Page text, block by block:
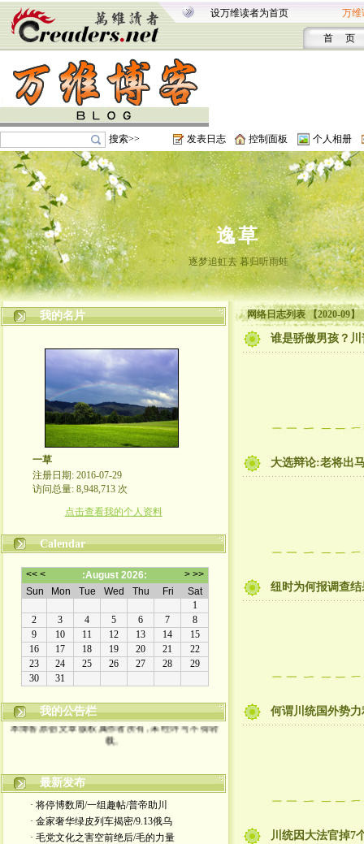
设万维读者为首页 万维
首 页
搜索>> 发表日志 控制面板 个人相册
逸草
逐梦追虹去 暮归听雨蛙
我的名片
一草
注册日期: 2016-07-29
访问总量: 8,948,713 次
点击查看我的个人资料
Calendar
我的公告栏
本博客原创文章版权属作者所有, 未经许可不得转
载。
最新发布
· 将停博数周/一组趣帖/普帝助川
· 金家奢华绿皮列车揭密/9.13俄乌
· 毛党文化之害空前绝后/毛的力量
网络日志列表 【2020-09】
谁是骄傲男孩？
大选辩论:老将出
纽时为何报调查
何谓川统国外势
川统因大法官掉7